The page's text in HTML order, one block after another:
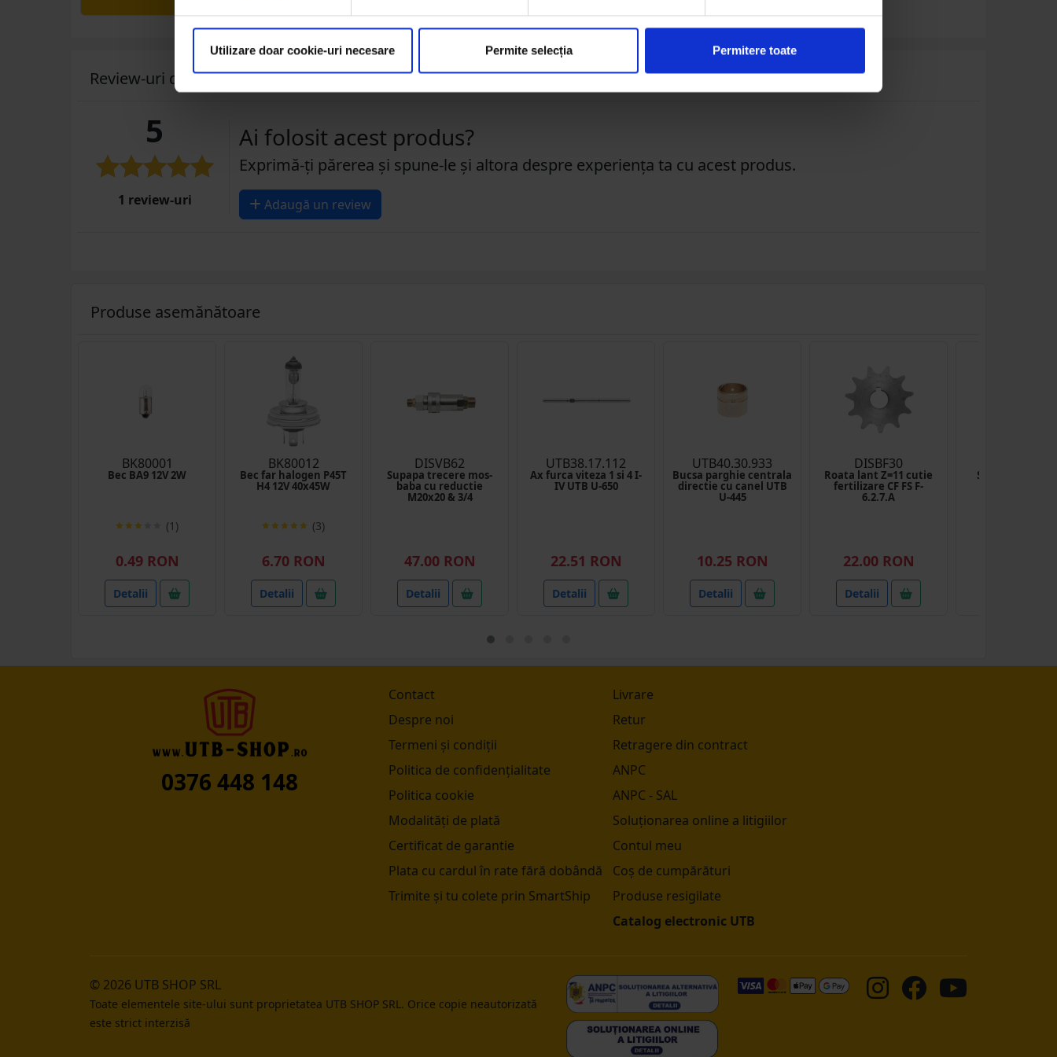
Utilizare doar cookie-uri necesare Permite selecția Permitere toate
Review-uri despre produs ( 1 )
5
1 review-uri
Ai folosit acest produs?
Exprimă-ți părerea și spune-le și altora despre experiența ta cu acest produs.
Adaugă un review
Produse asemănătoare
BK80001
Bec BA9 12V 2W
(1)
0.49 RON
Detalii
BK80012
Bec far halogen P45T
H4 12V 40x45W
(3)
6.70 RON
Detalii
DISVB62
Supapa trecere mos-
baba cu reductie
M20x20 & 3/4
47.00 RON
Detalii
UTB38.17.112
Ax furca viteza 1 si 4 I-
IV UTB U-650
22.51 RON
Detalii
UTB40.30.933
Bucsa parghie centrala
directie cu canel UTB
U-445
10.25 RON
Detalii
DISBF30
Roata lant Z=11 cutie
fertilizare CF FS F-
6.2.7.A
22.00 RON
Detalii
Simering
0376 448 148
Contact
Despre noi
Termeni și condiții
Politica de confidențialitate
Politica cookie
Modalități de plată
Certificat de garantie
Plata cu cardul în rate fără dobândă
Trimite și tu colete prin SmartShip
Livrare
Retur
Retragere din contract
ANPC
ANPC - SAL
Soluționarea online a litigiilor
Contul meu
Coș de cumpărături
Produse resigilate
Catalog electronic UTB
© 2026 UTB SHOP SRL
Toate elementele site-ului sunt proprietatea UTB SHOP SRL. Orice copie neautorizată
este strict interzisă